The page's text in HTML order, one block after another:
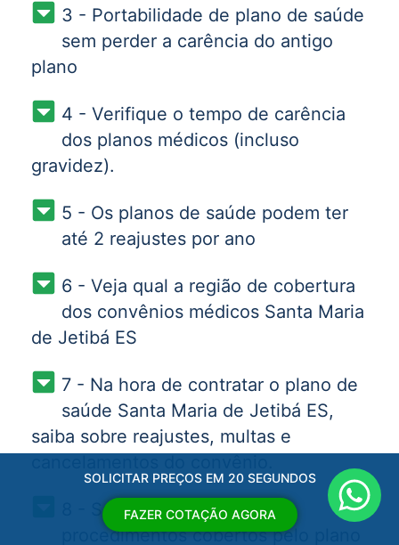
3 - Portabilidade de plano de saúde
sem perder a carência do antigo
plano
4 - Verifique o tempo de carência
dos planos médicos (incluso
gravidez).
5 - Os planos de saúde podem ter
até 2 reajustes por ano
6 - Veja qual a região de cobertura
dos convênios médicos Santa Maria
de Jetibá ES
7 - Na hora de contratar o plano de
saúde Santa Maria de Jetibá ES,
saiba sobre reajustes, multas e
8 - Saiba quais são os
procedimentos cobertos pelo plano
SOLICITAR PREÇOS EM 20 SEGUNDOS
FAZER COTAÇÃO AGORA